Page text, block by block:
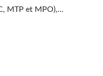
MTP et MPO),...